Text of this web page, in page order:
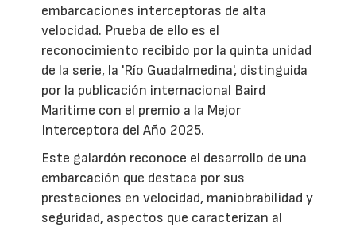
embarcaciones interceptoras de alta
velocidad. Prueba de ello es el
reconocimiento recibido por la quinta unidad
de la serie, la 'Río Guadalmedina', distinguida
por la publicación internacional Baird
Maritime con el premio a la Mejor
Interceptora del Año 2025.
Este galardón reconoce el desarrollo de una
embarcación que destaca por sus
prestaciones en velocidad, maniobrabilidad y
seguridad, aspectos que caracterizan al